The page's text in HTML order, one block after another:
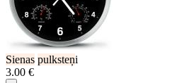
Sienas pulksteņi
3.00 €